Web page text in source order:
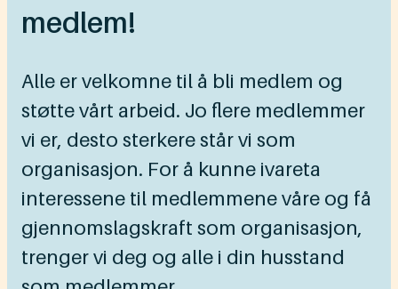
medlem!
Alle er velkomne til å bli medlem og
støtte vårt arbeid. Jo flere medlemmer
vi er, desto sterkere står vi som
organisasjon. For å kunne ivareta
interessene til medlemmene våre og få
gjennomslagskraft som organisasjon,
trenger vi deg og alle i din husstand